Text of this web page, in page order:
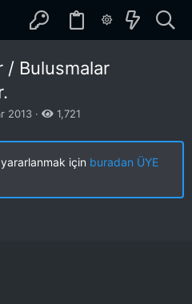
/ Bulusmalar
2013 1,721
için buradan ÜYE